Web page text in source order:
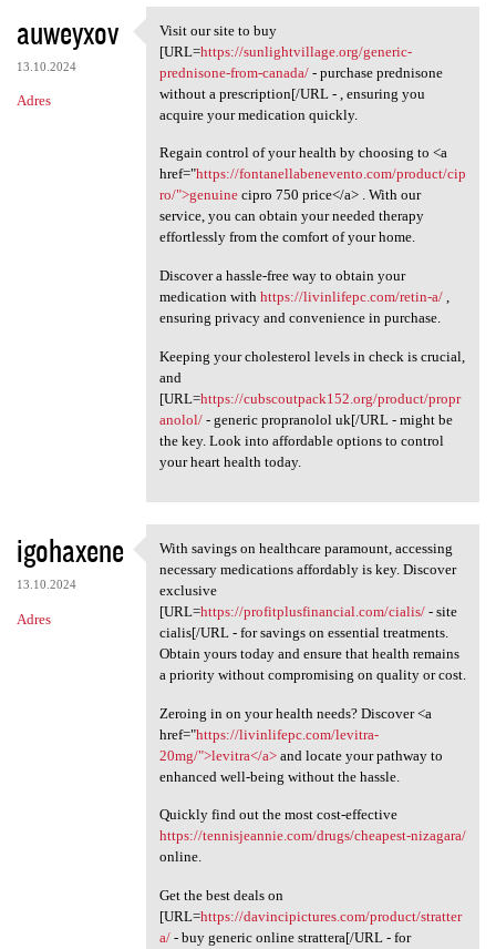
K
o
m
e
auweyxov
13.10.2024
Adres
Visit our site to buy [URL
Visit our site to buy
[URL=https://sunlightvillage.org/generic-
prednisone-from-canada/- purchase prednisone
without a prescription[/URL - , ensuring you
acquire your medication quickly.
Regain control of your health by choosing to <a
href="https://fontanellabenevento.com/product/cip
ro/">genuinecipro 750 price</a> . With our
service, you can obtain your needed therapy
effortlessly from the comfort of your home.
Discover a hassle-free way to obtain your
medication with https://livinlifepc.com/retin-a/,
ensuring privacy and convenience in purchase.
Keeping your cholesterol levels in check is crucial,
and
[URL=https://cubscoutpack152.org/product/propr
anolol/- generic propranolol uk[/URL - might be
the key. Look into affordable options to control
your heart health today.
igohaxene
13.10.2024
Adres
With savings on healthcare
With savings on healthcare paramount, accessing
necessary medications affordably is key. Discover
exclusive
[URL=https://profitplusfinancial.com/cialis/- site
cialis[/URL - for savings on essential treatments.
Obtain yours today and ensure that health remains
a priority without compromising on quality or cost.
Zeroing in on your health needs? Discover <a
href="https://livinlifepc.com/levitra-
20mg/">levitra</a>and locate your pathway to
enhanced well-being without the hassle.
Quickly find out the most cost-effective
https://tennisjeannie.com/drugs/cheapest-nizagara/
online.
Get the best deals on
[URL=https://davincipictures.com/product/stratter
a/- buy generic online strattera[/URL - for